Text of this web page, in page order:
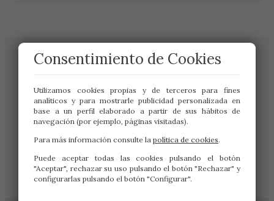
Gran Vía de San Marcos 19
24001 – LEÓN
987 222 333
Consentimiento de Cookies
Utilizamos cookies propias y de terceros para fines
analíticos y para mostrarle publicidad personalizada en
base a un perfil elaborado a partir de sus hábitos de
navegación (por ejemplo, páginas visitadas).
Para más información consulte la política de cookies.
Puede aceptar todas las cookies pulsando el botón
"Aceptar", rechazar su uso pulsando el botón "Rechazar" y
configurarlas pulsando el botón "Configurar".